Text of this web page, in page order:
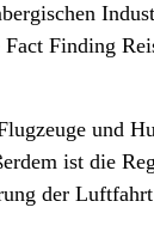
Finding
und
ist die
der